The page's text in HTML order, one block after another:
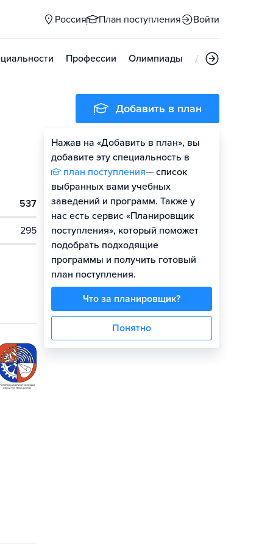
Россия План поступления Войти
Профессии Олимпиады Дни открытых
537
295
Добавить в план
Нажав на «Добавить в план», вы
добавите эту специальность в
план поступления— список
выбранных вами учебных
заведений и программ. Также у
нас есть сервис «Планировщик
поступления», который поможет
подобрать подходящие
программы и получить готовый
план поступления.
Что за планировщик?
Понятно